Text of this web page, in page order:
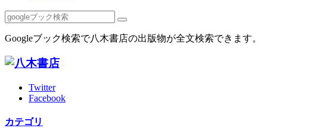
Googleブック検索で八木書店の出版物が全文検索できます。
Twitter
Facebook
カテゴリ